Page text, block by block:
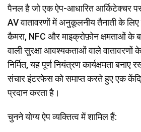
पैनल है जो एक ऐप-आधारित आर्किटेक्चर
AV वातावरणों में अनुकूलनीय तैनाती के लिए
कैमरा, NFC और माइक्रोफ़ोन क्षमताओं के
वाली सुरक्षा आवश्यकताओं वाले वातावरणों
निर्मित, यह पूर्ण नियंत्रण कार्यक्षमता
संचार इंटरफेस को समाप्त करते हुए एक
प्रदान करता है।
चुनने योग्य ऐप व्यक्तित्व में शामिल हैं: